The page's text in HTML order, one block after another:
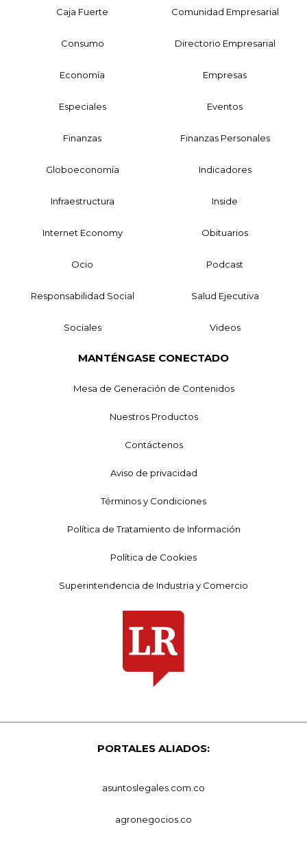
Caja Fuerte Comunidad Empresarial
Consumo Directorio Empresarial
Economía Empresas
Especiales Eventos
Finanzas Finanzas Personales
Globoeconomía Indicadores
Infraestructura Inside
Internet Economy Obituarios
Ocio Podcast
Responsabilidad Social Salud Ejecutiva
Sociales Videos
MANTÉNGASE CONECTADO
Mesa de Generación de Contenidos
Nuestros Productos
Contáctenos
Aviso de privacidad
Términos y Condiciones
Política de Tratamiento de Información
Política de Cookies
Superintendencia de Industria y Comercio
PORTALES ALIADOS:
asuntoslegales.com.co
agronegocios.co